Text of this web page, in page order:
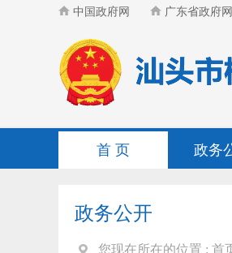
中国政府网 广东省政府网
首 页 政务
政务公开
您现在所在的位置 : 首